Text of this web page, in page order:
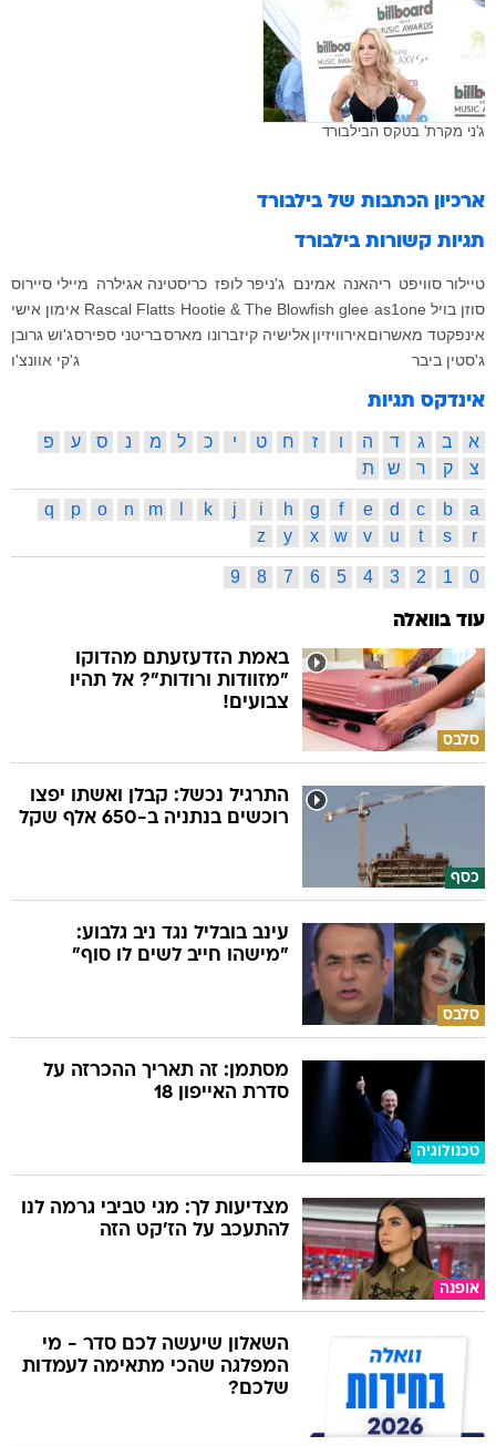
ג'ני מקרת' בטקס הבילבורד
ארכיון הכתבות של בילבורד
תגיות קשורות בילבורד
טיילור סוויפט ריהאנה אמינם ג'ניפר לופז כריסטינה אגילרה מיילי סיירוס
סוזן בויל as1one
glee
Hootie & The Blowfish
Rascal Flatts אימון אישי
אינפקטד מאשרוםאירוויזיוןאלישיה קיזברונו מארסבריטני ספירסג'וש גרובן
ג'סטין ביבר
ג'קי אוונצ'ו
אינדקס תגיות
א ב ג ד ה ו ז ח ט י כ ל מ נ ס ע
פ
צ
ק ר ש ת
a
b
c
d
e
f
g
h
i
j
k
m
n
o
p
q
r
s
t
u
v
w
x
y
z
0
1
2
3
4
5
6
7
8
9
עוד בוואלה
סלבס
באמת הזדעזעתם מהדוקו
"מזוודות ורודות"? אל תהיו
צבועים!
כסף
התרגיל נכשל: קבלן ואשתו יפצו
רוכשים בנתניה ב-650 אלף שקל
סלבס
עינב בובליל נגד ניב גלבוע:
"מישהו חייב לשים לו סוף"
טכנולוגיה
מסתמן: זה תאריך ההכרזה על
סדרת האייפון 18
אופנה
מצדיעות לך: מגי טביבי גרמה לנו
להתעכב על הז'קט הזה
השאלון שיעשה לכם סדר - מי
המפלגה שהכי מתאימה לעמדות
שלכם?